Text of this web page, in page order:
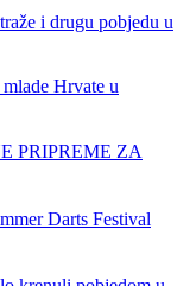
i drugu pobjedu u
Hrvate u
PRIPREME ZA
Darts Festival